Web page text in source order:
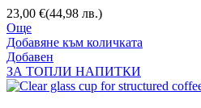
23,00 €(44,98 лв.)
Още
Добавяне към количката
Добавен
ЗА ТОПЛИ НАПИТКИ